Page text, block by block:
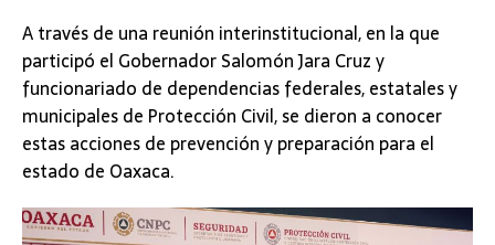
A través de una reunión interinstitucional, en la que
participó el Gobernador Salomón Jara Cruz y
funcionariado de dependencias federales, estatales y
municipales de Protección Civil, se dieron a conocer
estas acciones de prevención y preparación para el
estado de Oaxaca.